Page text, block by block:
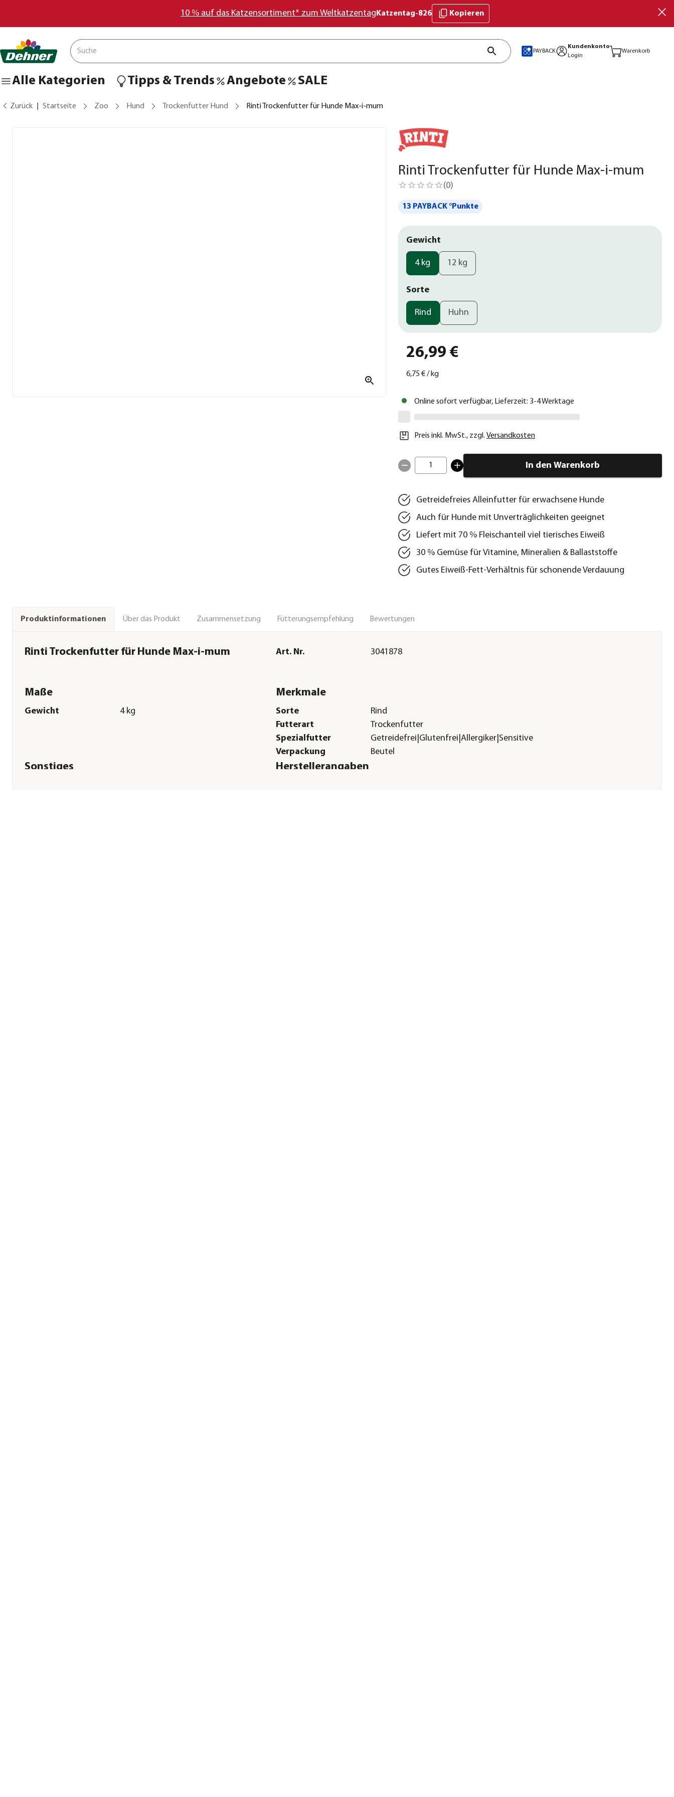
10 % auf das Katzensortiment* zum Weltkatzentag Katzentag-826 Kopieren
PAYBACK
Kundenkonto
Login
Warenkorb
Alle Kategorien Tipps & Trends Angebote SALE
Zurück Startseite Zoo Hund Trockenfutter Hund Rinti Trockenfutter für Hunde Max-i-mum
Rinti Trockenfutter für Hunde Max-i-mum
(0)
13 PAYBACK °Punkte
Gewicht
4 kg 12 kg
Sorte
Rind Huhn
26,99 €
6,75 €/ kg
Online sofort verfügbar, Lieferzeit: 3-4 Werktage
Preis inkl. MwSt., zzgl. Versandkosten
1 In den Warenkorb
Getreidefreies Alleinfutter für erwachsene Hunde
Auch für Hunde mit Unverträglichkeiten geeignet
Liefert mit 70 % Fleischanteil viel tierisches Eiweiß
30 % Gemüse für Vitamine, Mineralien & Ballaststoffe
Gutes Eiweiß-Fett-Verhältnis für schonende Verdauung
Produktinformationen Über das Produkt Zusammensetzung Fütterungsempfehlung Bewertungen
Rinti Trockenfutter für Hunde Max-i-mum Art. Nr. 3041878
Maße
Gewicht 4 kg
Merkmale
Sorte
Rind
Futterart
Trockenfutter
Spezialfutter
Getreidefrei|Glutenfrei|Allergiker|Sensitive
Verpackung
Beutel
Sonstiges Herstellerangaben